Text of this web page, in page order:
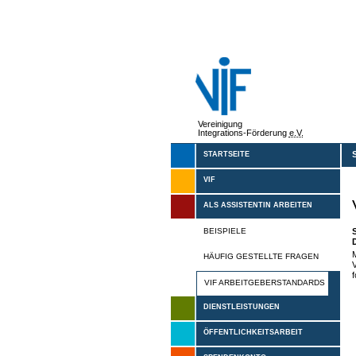
Vereinigung
Integrations-Förderung e.V.
STARTSEITE
VIF
ALS ASSISTENTIN ARBEITEN
BEISPIELE
HÄUFIG GESTELLTE FRAGEN
VIF ARBEITGEBERSTANDARDS
DIENSTLEISTUNGEN
ÖFFENTLICHKEITSARBEIT